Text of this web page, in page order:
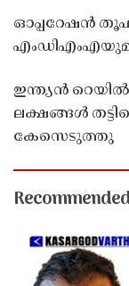
ഓപ്പറേഷൻ
ഇന്ത്യൻ
ലക്ഷങ്ങൾ
കേസെടുത്തു